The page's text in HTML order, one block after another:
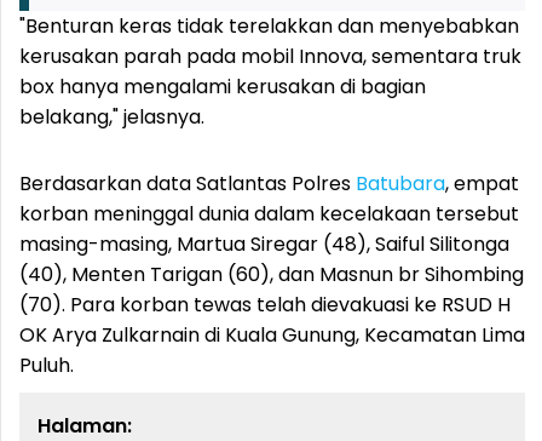
"Benturan keras tidak terelakkan dan menyebabkan
kerusakan parah pada mobil Innova, sementara truk
box hanya mengalami kerusakan di bagian
belakang," jelasnya.
Berdasarkan data Satlantas Polres Batubara, empat
korban meninggal dunia dalam kecelakaan tersebut
masing-masing, Martua Siregar (48), Saiful Silitonga
(40), Menten Tarigan (60), dan Masnun br Sihombing
(70). Para korban tewas telah dievakuasi ke RSUD H
OK Arya Zulkarnain di Kuala Gunung, Kecamatan Lima
Puluh.
Halaman: